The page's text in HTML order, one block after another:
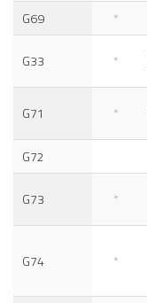
G69 *
G33 *
G71 *
G72
G73 *
G74 *